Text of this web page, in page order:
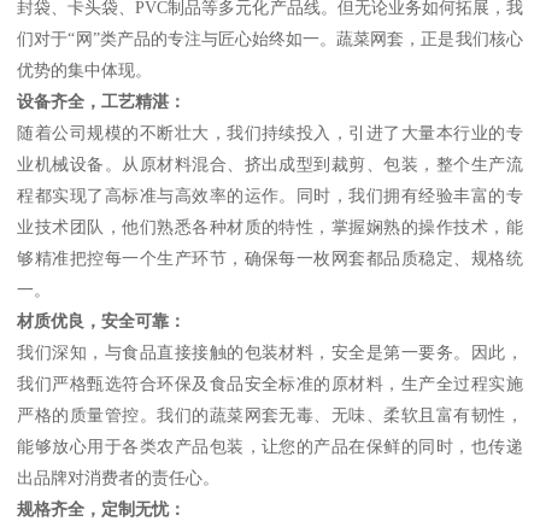
封袋、卡头袋、PVC制品等多元化产品线。但无论业务如何拓展，我
们对于“网”类产品的专注与匠心始终如一。蔬菜网套，正是我们核心
优势的集中体现。
设备齐全，工艺精湛：
随着公司规模的不断壮大，我们持续投入，引进了大量本行业的专
业机械设备。从原材料混合、挤出成型到裁剪、包装，整个生产流
程都实现了高标准与高效率的运作。同时，我们拥有经验丰富的专
业技术团队，他们熟悉各种材质的特性，掌握娴熟的操作技术，能
够精准把控每一个生产环节，确保每一枚网套都品质稳定、规格统
一。
材质优良，安全可靠：
我们深知，与食品直接接触的包装材料，安全是第一要务。因此，
我们严格甄选符合环保及食品安全标准的原材料，生产全过程实施
严格的质量管控。我们的蔬菜网套无毒、无味、柔软且富有韧性，
能够放心用于各类农产品包装，让您的产品在保鲜的同时，也传递
出品牌对消费者的责任心。
规格齐全，定制无忧：